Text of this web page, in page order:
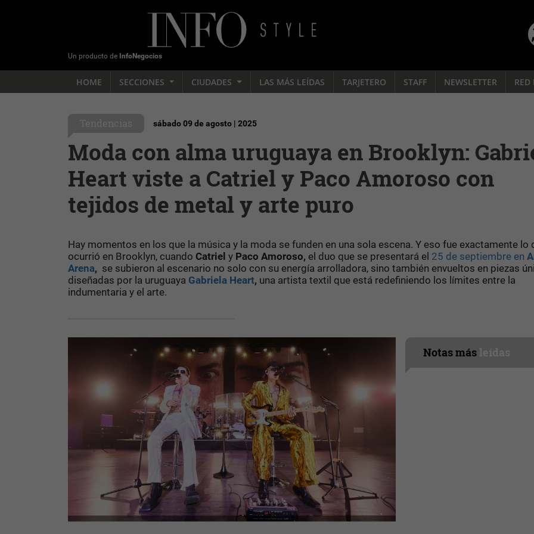
Un producto de InfoNegocios
HOME SECCIONES CIUDADES LAS MÁS LEÍDAS TARJETERO STAFF NEWSLETTER
sábado 09 de agosto | 2025
Moda con alma uruguaya en Brooklyn:
Heart viste a Catriel y Paco Amoroso con
tejidos de metal y arte puro
Hay momentos en los que la música y la moda se funden en una sola escena. Y eso fue exactamente lo
ocurrió en Brooklyn, cuando Catriel y Paco Amoroso, el duo que se presentará el 25 de septiembre en
Arena, se subieron al escenario no solo con su energía arrolladora, sino también envueltos en piezas
diseñadas por la uruguaya Gabriela Heart, una artista textil que está redefiniendo los límites entre la
indumentaria y el arte.
Notas más